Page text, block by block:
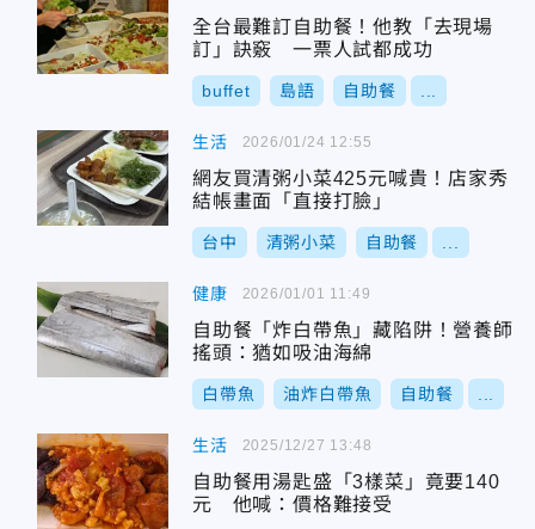
全台最難訂自助餐！他教「去現場
訂」訣竅 一票人試都成功
buffet 島語 自助餐
生活
網友買清粥小菜425元喊貴！店家秀
結帳畫面「直接打臉」
台中 清粥小菜 自助餐
2026/01/24 12:55
健康
自助餐「炸白帶魚」藏陷阱！營養師
搖頭：猶如吸油海綿
白帶魚 油炸白帶魚 自助餐
2026/01/01 11:49
生活
自助餐用湯匙盛「3樣菜」竟要140
元 他喊：價格難接受
2025/12/27 13:48